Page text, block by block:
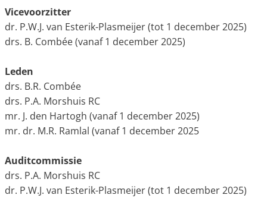
Vicevoorzitter
dr. P.W.J. van Esterik-Plasmeijer (tot 1 december 2025)
drs. B. Combée (vanaf 1 december 2025)
Leden
drs. B.R. Combée
drs. P.A. Morshuis RC
mr. J. den Hartogh (vanaf 1 december 2025)
mr. dr. M.R. Ramlal (vanaf 1 december 2025
Auditcommissie
drs. P.A. Morshuis RC
dr. P.W.J. van Esterik-Plasmeijer (tot 1 december 2025)